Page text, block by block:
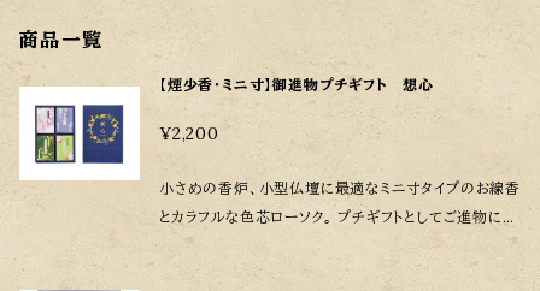
商品一覧
【煙少香・ミニ寸】御進物プチギフト 想心
¥2,200
小さめの香炉、小型仏壇に最適なミニ寸タイプのお線香
とカラフルな色芯ローソク。 プチギフトとしてご進物にも
お薦めです。 燃焼時間：約12分 箱寸法：W160×D228
×H50mm セット内容：さくら彩々煙少香ミニ寸